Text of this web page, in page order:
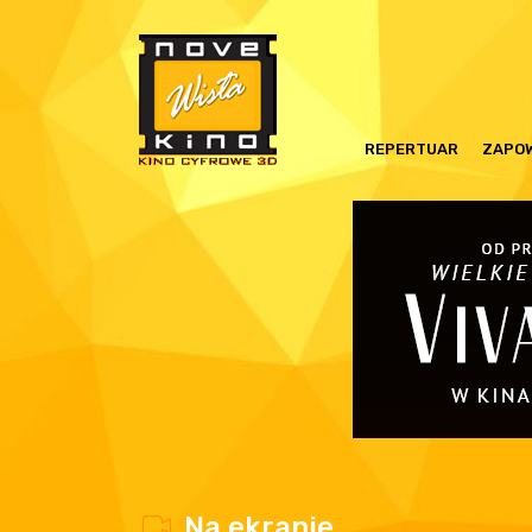
REPERTUAR
- pokaz
w